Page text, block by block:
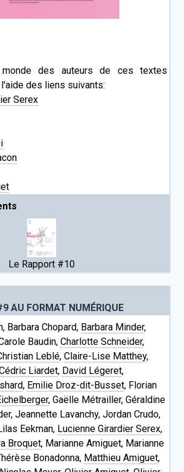
des auteurs de ces textes
des liens suivants:
Serex
Le Rapport #10
AU FORMAT NUMÉRIQUE
Barbara Chopard, Barbara Minder,
Baudin, Charlotte Schneider,
Leblé, Claire-Lise Matthey,
Liardet, David Légeret,
, Emilie Droz-dit-Busset, Florian
, Gaëlle Métrailler, Géraldine
Jeannette Lavanchy, Jordan Crudo,
Eekman, Lucienne Girardier Serex,
Broquet, Marianne Amiguet, Marianne
Bonadonna, Matthieu Amiguet,